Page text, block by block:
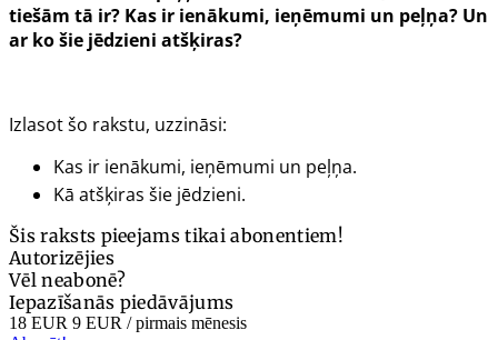
tiešām tā ir? Kas ir ienākumi, ieņēmumi un peļņa? Un
ar ko šie jēdzieni atšķiras?
Izlasot šo rakstu, uzzināsi:
Kas ir ienākumi, ieņēmumi un peļņa.
Kā atšķiras šie jēdzieni.
Šis raksts pieejams tikai abonentiem!
Autorizējies
Vēl neabonē?
Iepazīšanās piedāvājums
18 EUR 9 EUR / pirmais mēnesis